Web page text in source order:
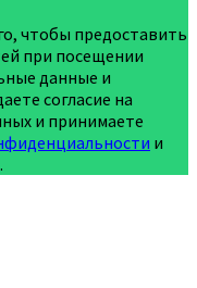
чтобы предоставить
при посещении
данные и
согласие на
и принимаете
и
.